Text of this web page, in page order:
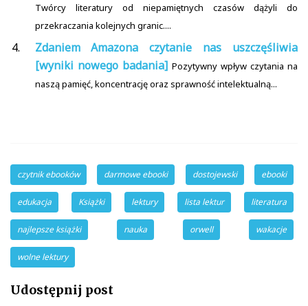
Twórcy literatury od niepamiętnych czasów dążyli do
przekraczania kolejnych granic....
Zdaniem Amazona czytanie nas uszczęśliwia
[wyniki nowego badania] Pozytywny wpływ czytania na
naszą pamięć, koncentrację oraz sprawność intelektualną...
czytnik ebooków darmowe ebooki dostojewski ebooki
edukacja Książki lektury lista lektur literatura
najlepsze książki nauka orwell wakacje
wolne lektury
Udostępnij post